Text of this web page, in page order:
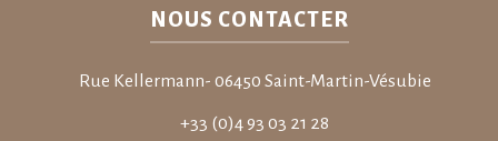
NOUS CONTACTER
Rue Kellermann- 06450 Saint-Martin-Vésubie
+33 (0)4 93 03 21 28